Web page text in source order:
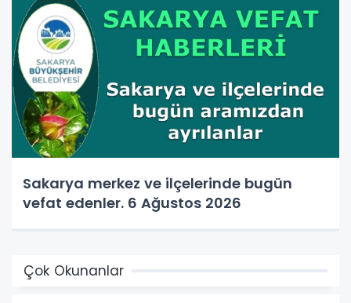
Sakarya merkez ve ilçelerinde bugün
vefat edenler. 6 Ağustos 2026
Çok Okunanlar